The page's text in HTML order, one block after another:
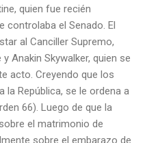
quien fue recién
el Senado. El
al Canciller Supremo,
Anakin Skywalker, quien se
acto. Creyendo que los
la República, se le ordena a
66). Luego de que la
el matrimonio de
sobre el embarazo de